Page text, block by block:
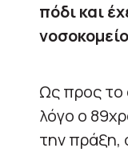
πόδι και
νοσοκομείο
Ως προς το
λόγο ο
την πράξη,